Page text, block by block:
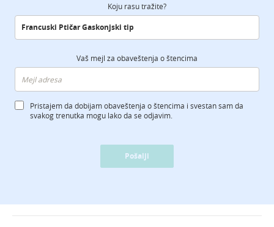
Koju rasu tražite?
Vaš mejl za obaveštenja o štencima
Pristajem da dobijam obaveštenja o štencima i svestan sam da
svakog trenutka mogu lako da se odjavim.
Pošalji